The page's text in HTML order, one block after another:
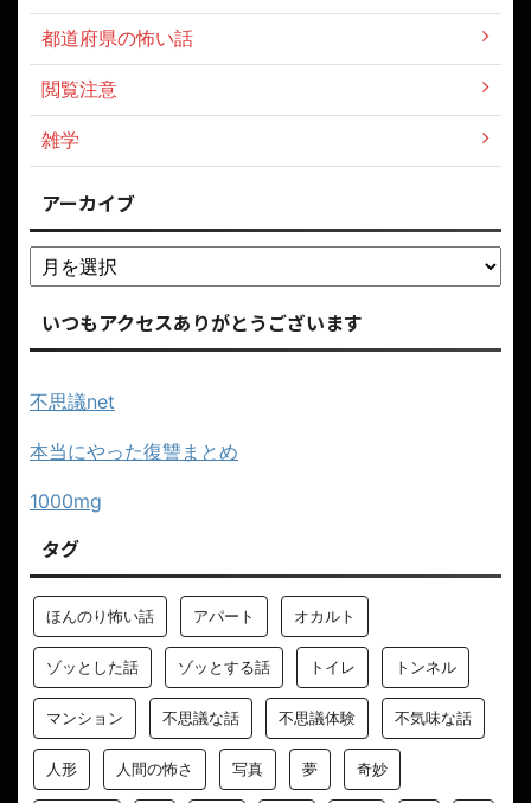
都道府県の怖い話
閲覧注意
雑学
アーカイブ
いつもアクセスありがとうございます
不思議net
本当にやった復讐まとめ
1000mg
タグ
ほんのり怖い話 アパート オカルト
ゾッとした話 ゾッとする話 トイレ トンネル
マンション 不思議な話 不思議体験 不気味な話
人形 人間の怖さ 写真 夢 奇妙